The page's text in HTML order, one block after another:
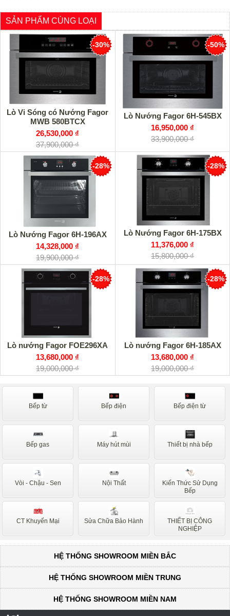
SẢN PHẨM CÙNG LOẠI
Lò Vi Sóng có Nướng Fagor
MWB 580BTCX
26,530,000 ₫
37,900,000 ₫
-30%
Lò Nướng Fagor 6H-545BX
16,950,000 ₫
33,900,000 ₫
-50%
Lò Nướng Fagor 6H-196AX
14,328,000 ₫
19,900,000 ₫
-28%
Lò Nướng Fagor 6H-175BX
11,376,000 ₫
15,800,000 ₫
-28%
Lò nướng Fagor FOE296XA
13,680,000 ₫
19,000,000 ₫
-28%
Lò nướng Fagor 6H-185AX
13,680,000 ₫
19,000,000 ₫
-28%
Bếp từ Bếp điện Bếp điện từ
Bếp gas Máy hút mùi Thiết bị nhà bếp
Vòi - Chậu - Sen Nội Thất
Kiến Thức Sử Dụng
Bếp
CT Khuyến Mại Sửa Chữa Bảo Hành
THIẾT BỊ CÔNG
NGHIỆP
HỆ THỐNG SHOWROOM MIỀN BẮC
HỆ THỐNG SHOWROOM MIỀN TRUNG
HỆ THỐNG SHOWROOM MIỀN NAM